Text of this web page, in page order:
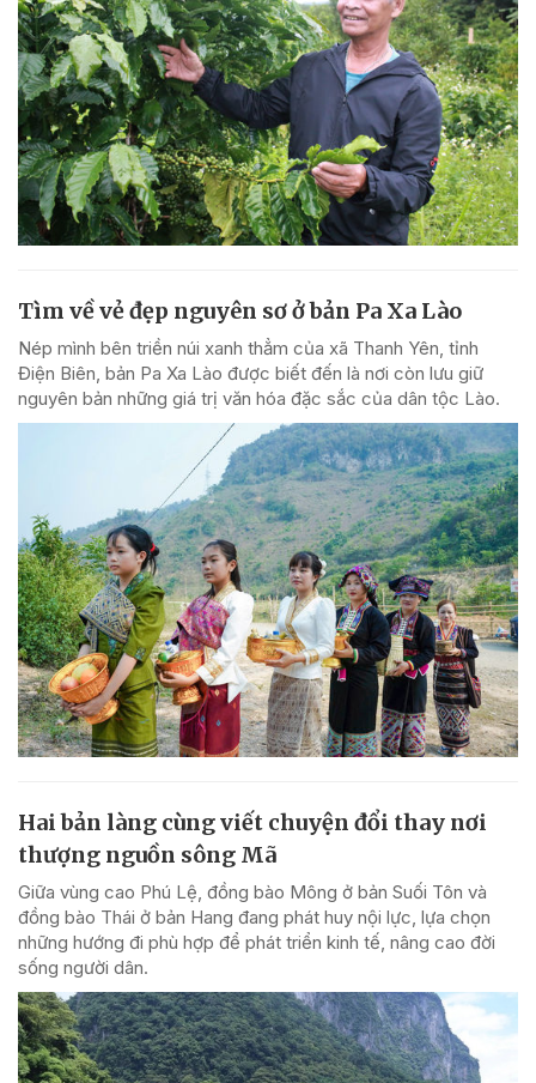
Tìm về vẻ đẹp nguyên sơ ở bản Pa Xa Lào
Nép mình bên triền núi xanh thẳm của xã Thanh Yên, tỉnh
Điện Biên, bản Pa Xa Lào được biết đến là nơi còn lưu giữ
nguyên bản những giá trị văn hóa đặc sắc của dân tộc Lào.
Hai bản làng cùng viết chuyện đổi thay nơi
thượng nguồn sông Mã
Giữa vùng cao Phú Lệ, đồng bào Mông ở bản Suối Tôn và
đồng bào Thái ở bản Hang đang phát huy nội lực, lựa chọn
những hướng đi phù hợp để phát triển kinh tế, nâng cao đời
sống người dân.